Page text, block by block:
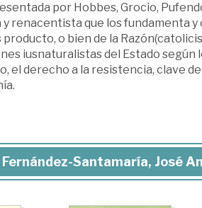
por Hobbes, Grocio,
renacentista que los fundamenta
o bien de la
iusnaturalistas del Estado
el derecho a la resistencia, clave
Santamaría, José